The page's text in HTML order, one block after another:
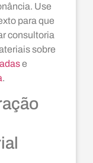
Use
para que
consultoria
sobre
e
.